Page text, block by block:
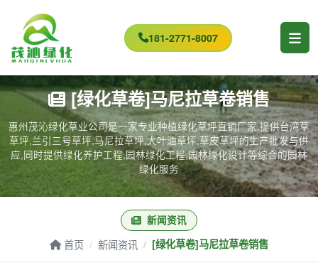
181-2771-8007
[绿化草卷]马尼拉草卷销售
惠州茂沁绿化草业公司是一家专业种植绿化草坪直销厂家,提供台湾草
草坪,兰引三号草坪,马尼拉草坪,大叶油草坪,草皮草坪的生产批发与供
应,同时提供绿化养护工程,园林绿化工程,园林绿化设计等综合的园林
绿化服务
新闻资讯
首页 新闻资讯 [绿化草卷]马尼拉草卷销售